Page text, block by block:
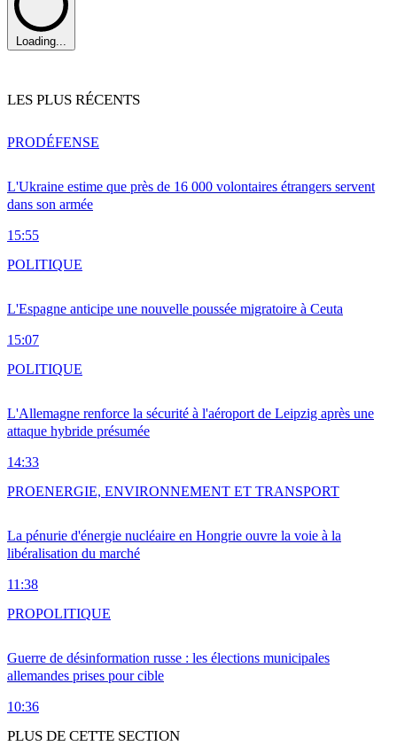
Loading...
LES PLUS RÉCENTS
L'Ukraine estime que près de 16 000 volontaires étrangers servent
dans son armée
15:55
PRODÉFENSE
L'Espagne anticipe une nouvelle poussée migratoire à Ceuta
15:07
POLITIQUE
L'Allemagne renforce la sécurité à l'aéroport de Leipzig après une
attaque hybride présumée
14:33
POLITIQUE
La pénurie d'énergie nucléaire en Hongrie ouvre la voie à la
libéralisation du marché
11:38
PROENERGIE, ENVIRONNEMENT ET TRANSPORT
Guerre de désinformation russe : les élections municipales
allemandes prises pour cible
10:36
PROPOLITIQUE
PLUS DE CETTE SECTION